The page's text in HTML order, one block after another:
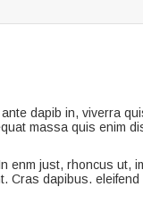
dapib in, viverra
massa quis enim
enm just, rhoncus ut,
Cras dapibus. eleifend